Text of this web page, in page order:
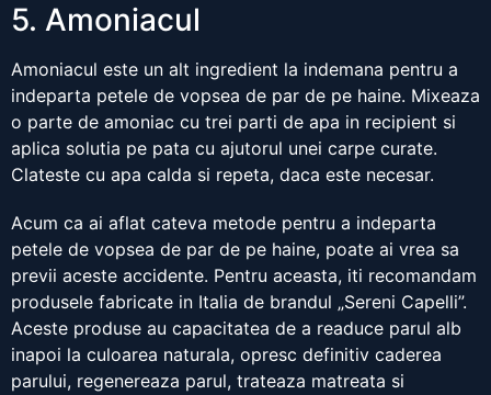
5. Amoniacul
Amoniacul este un alt ingredient la indemana pentru a
indeparta petele de vopsea de par de pe haine. Mixeaza
o parte de amoniac cu trei parti de apa in recipient si
aplica solutia pe pata cu ajutorul unei carpe curate.
Clateste cu apa calda si repeta, daca este necesar.
Acum ca ai aflat cateva metode pentru a indeparta
petele de vopsea de par de pe haine, poate ai vrea sa
previi aceste accidente. Pentru aceasta, iti recomandam
produsele fabricate in Italia de brandul „Sereni Capelli”.
Aceste produse au capacitatea de a readuce parul alb
inapoi la culoarea naturala, opresc definitiv caderea
parului, regenereaza parul, trateaza matreata si